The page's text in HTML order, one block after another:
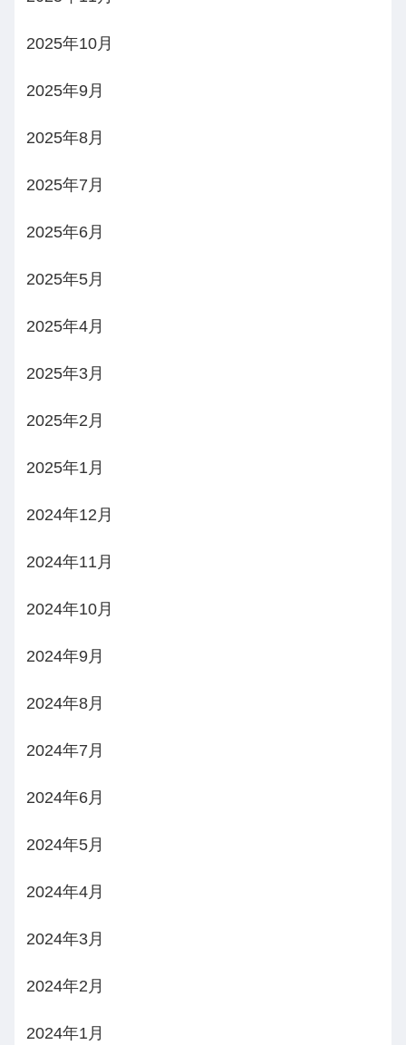
2025年10月
2025年9月
2025年8月
2025年7月
2025年6月
2025年5月
2025年4月
2025年3月
2025年2月
2025年1月
2024年12月
2024年11月
2024年10月
2024年9月
2024年8月
2024年7月
2024年6月
2024年5月
2024年4月
2024年3月
2024年2月
2024年1月